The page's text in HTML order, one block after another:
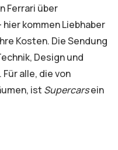
Ferrari über
hier kommen Liebhaber
Kosten. Die Sendung
Design und
alle, die von
ist Supercarsein